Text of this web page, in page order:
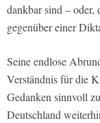
dankbar sind – oder,
gegenüber einer
Seine endlose
Verständnis für die
Gedanken sinnvoll
Deutschland